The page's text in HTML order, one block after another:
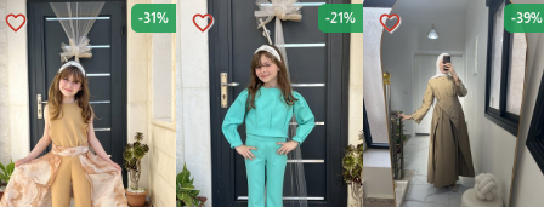
favorite_border -39%
favorite_border -21%
favorite_border -31%